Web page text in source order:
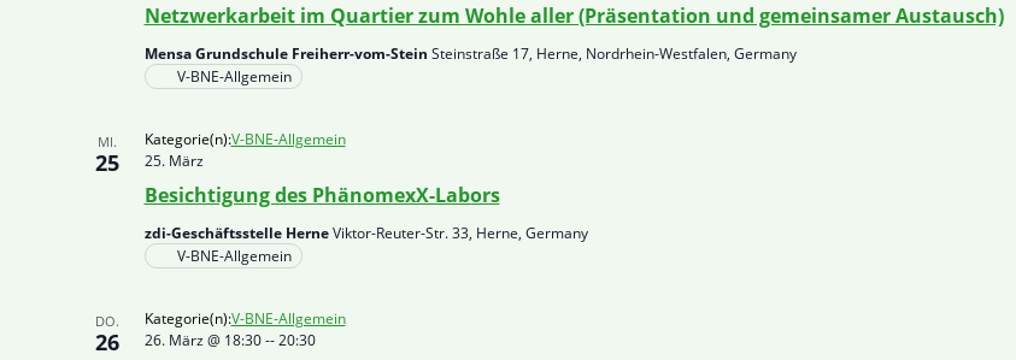
Netzwerkarbeit im Quartier zum Wohle aller (Präsentation und gemeinsamer Austausch)
Mensa Grundschule Freiherr-vom-Stein Steinstraße 17, Herne, Nordrhein-Westfalen, Germany
V-BNE-Allgemein
MI.
25
Besichtigung des PhänomexX-Labors
25. März
Kategorie(n):V-BNE-Allgemein
zdi-Geschäftsstelle HerneViktor-Reuter-Str. 33, Herne, Germany
V-BNE-Allgemein
DO.
26 26. März @ 18:30--20:30
Kategorie(n):V-BNE-Allgemein